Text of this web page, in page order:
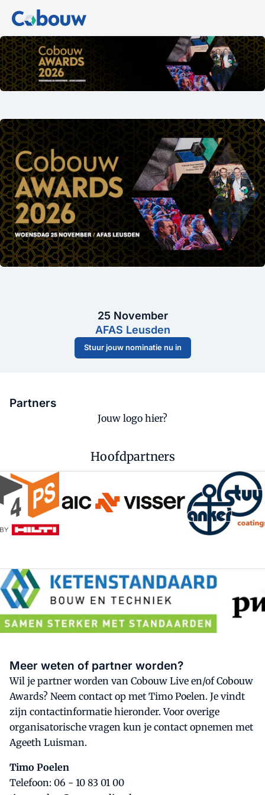
25 November
AFAS Leusden
Stuur jouw nominatie nu in
Partners
Jouw logo hier?
Hoofdpartners
Meer weten of partner worden?
Wil je partner worden van Cobouw Live en/of Cobouw
Awards? Neem contact op met Timo Poelen. Je vindt
zijn contactinformatie hieronder. Voor overige
organisatorische vragen kun je contact opnemen met
Ageeth Luisman.
Timo Poelen
Telefoon: 06 - 10 83 01 00